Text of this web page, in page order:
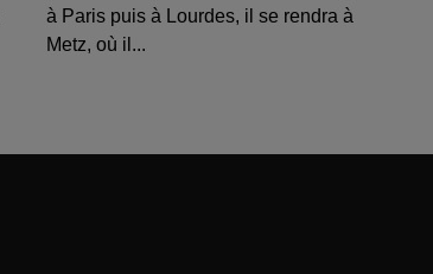
à Paris puis à Lourdes, il se rendra à
Metz, où il...